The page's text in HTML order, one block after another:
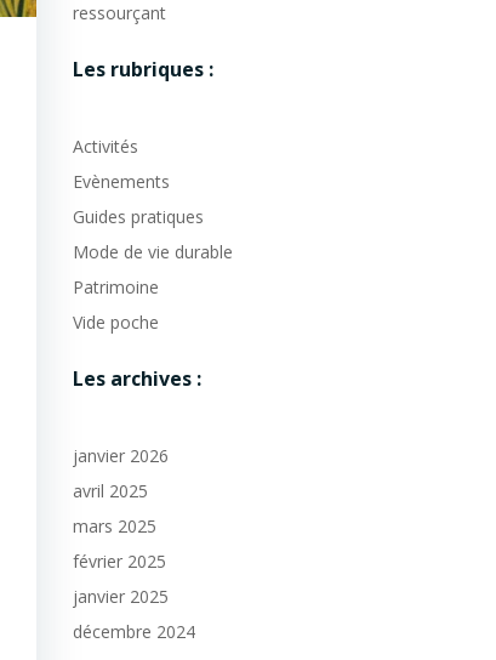
ressourçant
Les rubriques :
Activités
Evènements
Guides pratiques
Mode de vie durable
Patrimoine
Vide poche
Les archives :
janvier 2026
avril 2025
mars 2025
février 2025
janvier 2025
décembre 2024